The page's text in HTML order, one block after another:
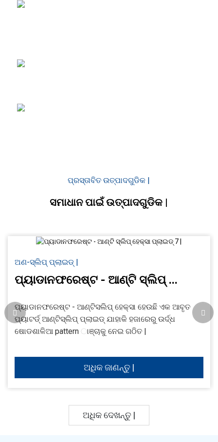
ପ୍ରସ୍ତାବିତ ଉତ୍ପାଦଗୁଡିକ |
ସମାଧାନ ପାଇଁ ଉତ୍ପାଦଗୁଡିକ |
ଅଣ-ସ୍ଲିପ୍ ପ୍ଲାଇଡ୍ |
ପ୍ୟାଡାନଫରେଷ୍ଟ - ଆଣ୍ଟି ସ୍ଲିପ୍ ...
ପ୍ୟାଡାନଫରେଷ୍ଟ - ଆଣ୍ଟିସଲିପ୍ ହେକ୍ସା ହେଉଛି ଏକ ଆବୃତ
ପ୍ୟାଟର୍ଡ୍ ଆଣ୍ଟିସ୍ଲିପ୍ ପ୍ଲାଇଡ୍ ଯାହାକି ହଜାରେରୁ ଉର୍ଦ୍ଧ
ଷୋଡଶାଳିଆ pattern ାଞ୍ଚାକୁ ନେଇ ଗଠିତ |
ଅଧିକ ଜାଣନ୍ତୁ |
ଅଧିକ ଦେଖନ୍ତୁ |